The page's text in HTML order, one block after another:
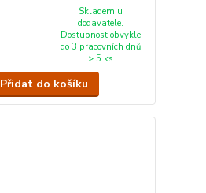
Skladem u
dodavatele.
Dostupnost obvykle
do 3 pracovních dnů
> 5 ks
Přidat do košíku